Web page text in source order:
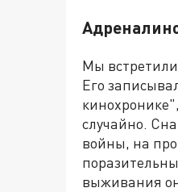
Мы
Его
случайно.
войны, на
выживания